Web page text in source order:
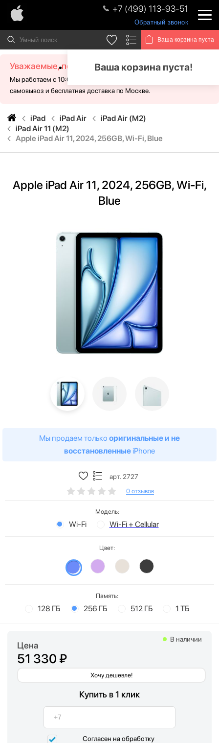
+7 (499) 113-93-51
Обратный звонок
Ваша корзина пуста
Ваша корзина пуста!
Уважаемые, посетители!
Мы работаем с 10:00 - 21:00 без выходных. Для Вас доступен
самовывоз и бесплатная доставка по Москве.
iPad iPad Air
iPad Air (M2)
iPad Air 11 (M2)
Apple iPad Air 11, 2024, 256GB, Wi-Fi, Blue
Apple iPad Air 11, 2024, 256GB, Wi-Fi,
Blue
Мы продаем только оригинальные и не
восстановленные iPhone
арт. 2727
0 отзывов
Модель:
Wi-Fi Wi-Fi + Cellular
Цвет:
Память:
128 ГБ 256 ГБ 512 ГБ 1 ТБ
Цена
51 330 ₽
Хочу дешевле!
В наличии
Купить в 1 клик
Согласен на обработку